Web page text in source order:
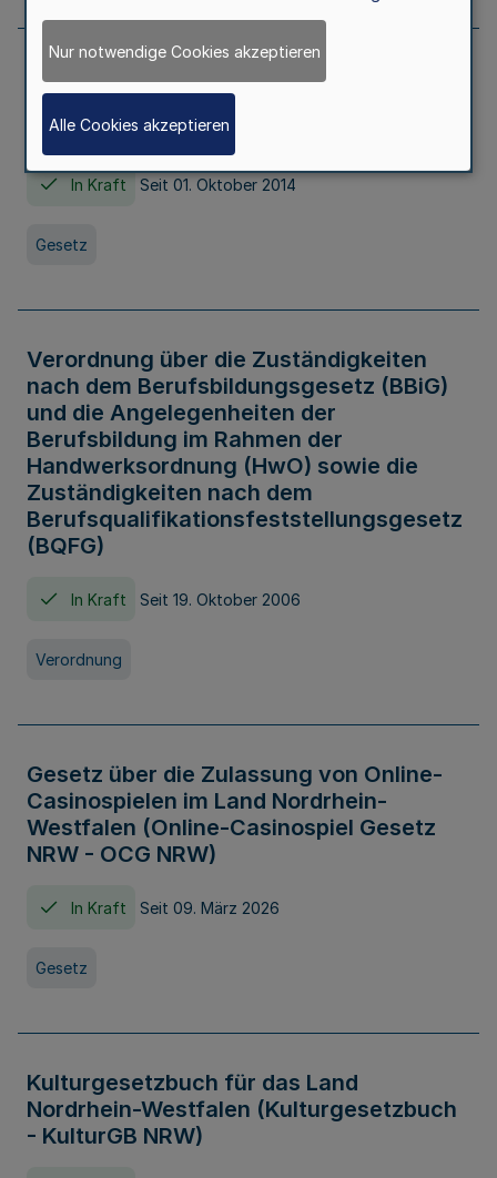
Gesetz über die Hochschulen des Landes
Nordrhein-Westfalen (Hochschulgesetz -
HG)
In Kraft Seit 01. Oktober 2014
Gesetz
Verordnung über die Zuständigkeiten
nach dem Berufsbildungsgesetz (BBiG)
und die Angelegenheiten der
Berufsbildung im Rahmen der
Handwerksordnung (HwO) sowie die
Zuständigkeiten nach dem
Berufsqualifikationsfeststellungsgesetz
(BQFG)
In Kraft Seit 19. Oktober 2006
Verordnung
Gesetz über die Zulassung von Online-
Casinospielen im Land Nordrhein-
Westfalen (Online-Casinospiel Gesetz
NRW - OCG NRW)
In Kraft Seit 09. März 2026
Gesetz
Kulturgesetzbuch für das Land
Nordrhein-Westfalen (Kulturgesetzbuch
- KulturGB NRW)
Nur notwendige Cookies akzeptieren
Alle Cookies akzeptieren